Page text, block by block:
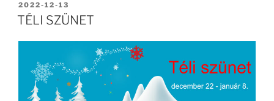
BEKÜLDVE:
2022-12-13
TÉLI SZÜNET